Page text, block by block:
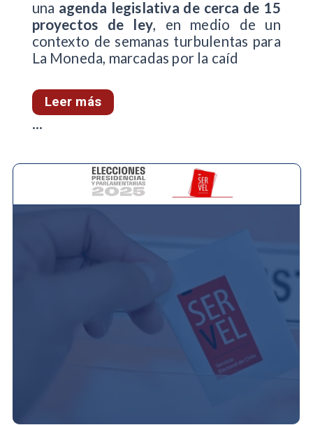
una agenda legislativa de cerca de 15
proyectos de ley, en medio de un
contexto de semanas turbulentas para
La Moneda, marcadas por la caíd
Leer más
...